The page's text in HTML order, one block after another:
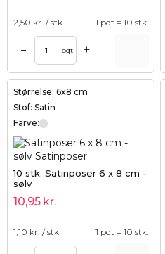
2,50 kr. / stk. 1 pqt = 10 stk.
– pqt +
Størrelse: 6x8 cm
Stof: Satin
Farve:
10 stk. Satinposer 6 x 8 cm -
sølv
10,95 kr.
1,10 kr. / stk. 1 pqt = 10 stk.